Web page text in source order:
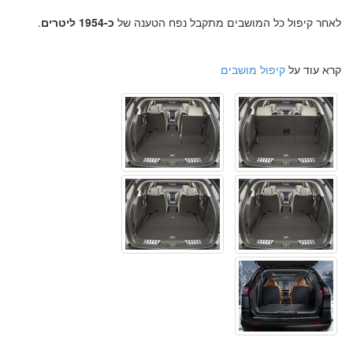
לאחר קיפול כל המושבים מתקבל נפח הטענה של כ-1954 ליטרים .
קרא עוד על קיפול מושבים